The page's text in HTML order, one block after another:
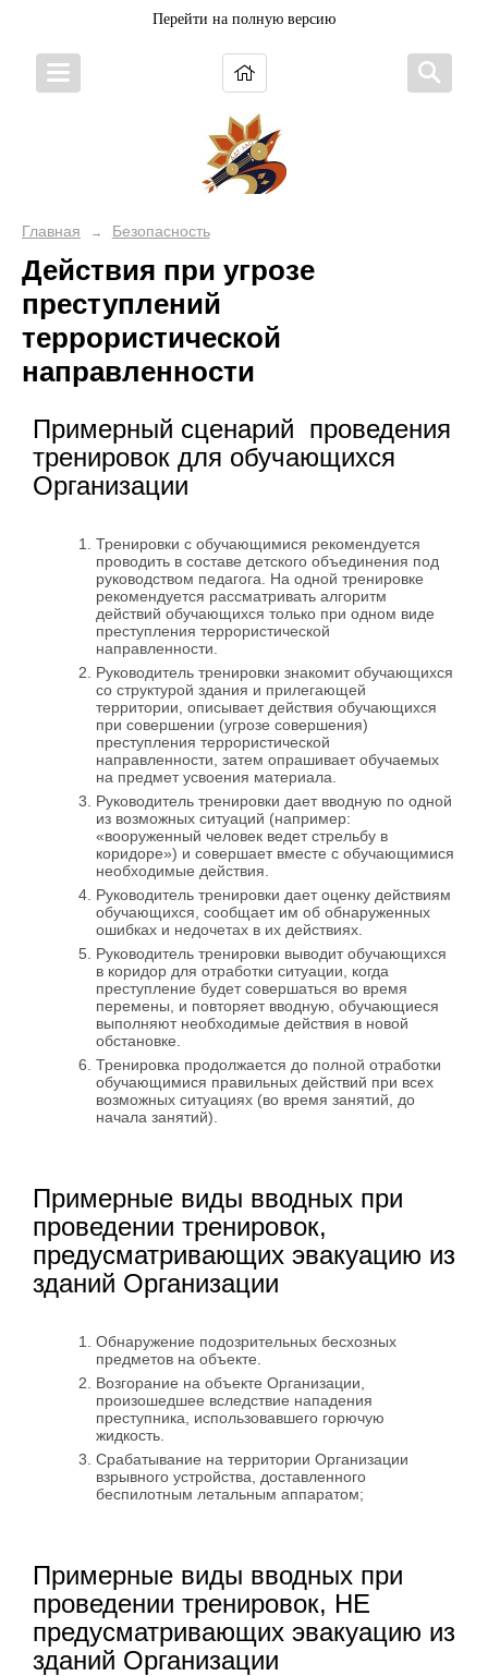
Перейти на полную версию
Главная → Безопасность
Действия при угрозе
преступлений
террористической
направленности
Примерный сценарий проведения
тренировок для обучающихся
Организации
Тренировки с обучающимися рекомендуется
проводить в составе детского объединения под
руководством педагога. На одной тренировке
рекомендуется рассматривать алгоритм
действий обучающихся только при одном виде
преступления террористической
направленности.
Руководитель тренировки знакомит обучающихся
со структурой здания и прилегающей
территории, описывает действия обучающихся
при совершении (угрозе совершения)
преступления террористической
направленности, затем опрашивает обучаемых
на предмет усвоения материала.
Руководитель тренировки дает вводную по одной
из возможных ситуаций (например:
«вооруженный человек ведет стрельбу в
коридоре») и совершает вместе с обучающимися
необходимые действия.
Руководитель тренировки дает оценку действиям
обучающихся, сообщает им об обнаруженных
ошибках и недочетах в их действиях.
Руководитель тренировки выводит обучающихся
в коридор для отработки ситуации, когда
преступление будет совершаться во время
перемены, и повторяет вводную, обучающиеся
выполняют необходимые действия в новой
обстановке.
Тренировка продолжается до полной отработки
обучающимися правильных действий при всех
возможных ситуациях (во время занятий, до
начала занятий).
Примерные виды вводных при
проведении тренировок,
предусматривающих эвакуацию из
зданий Организации
Обнаружение подозрительных бесхозных
предметов на объекте.
Возгорание на объекте Организации,
произошедшее вследствие нападения
преступника, использовавшего горючую
жидкость.
Срабатывание на территории Организации
взрывного устройства, доставленного
беспилотным летальным аппаратом;
Примерные виды вводных при
проведении тренировок, НЕ
предусматривающих эвакуацию из
зданий Организации